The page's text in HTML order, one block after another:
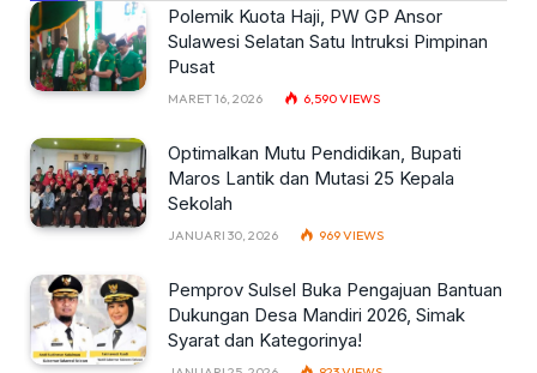
Polemik Kuota Haji, PW GP Ansor
Sulawesi Selatan Satu Intruksi Pimpinan
Pusat
MARET 16, 2026 6,590VIEWS
Optimalkan Mutu Pendidikan, Bupati
Maros Lantik dan Mutasi 25 Kepala
Sekolah
JANUARI 30, 2026 969VIEWS
Pemprov Sulsel Buka Pengajuan Bantuan
Dukungan Desa Mandiri 2026, Simak
Syarat dan Kategorinya!